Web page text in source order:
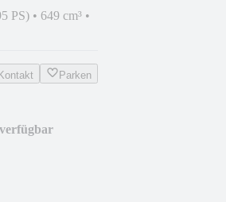
PS) • 649 cm³ •
Parken